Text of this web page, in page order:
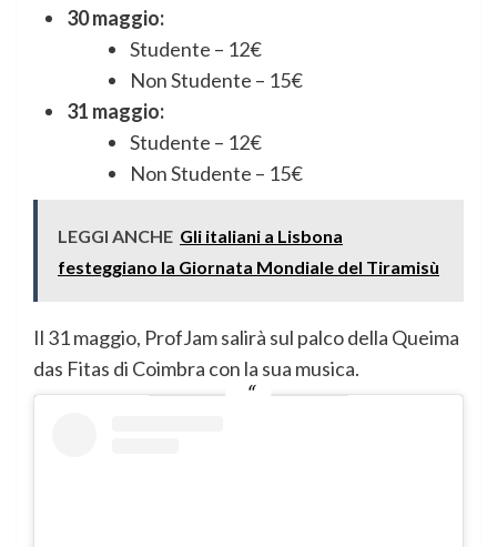
30 maggio:
Studente – 12€
Non Studente – 15€
31 maggio:
Studente – 12€
Non Studente – 15€
LEGGI ANCHE Gli italiani a Lisbona
festeggiano la Giornata Mondiale del Tiramisù
Il 31 maggio, ProfJam salirà sul palco della Queima
das Fitas di Coimbra con la sua musica.